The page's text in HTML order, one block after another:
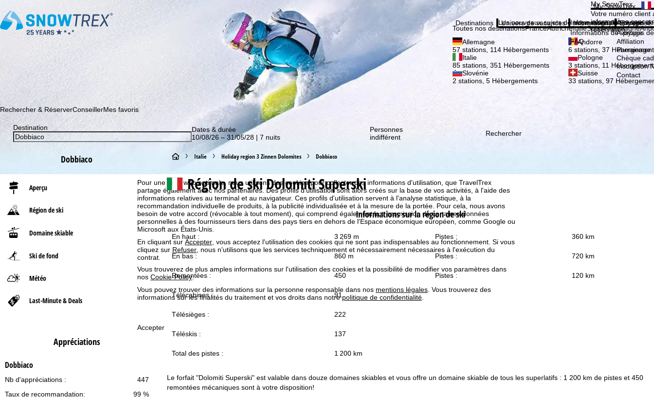
Pour une offre web optimale, nous utilisons des cookies pour collecter des informations d'utilisation, que TravelTrex
partage également avec nos partenaires. Des profils d'utilisation sont alors créés sur la base de vos activités, à l'aide des
informations relatives au terminal et au navigateur. Ces profils d'utilisation servent à l'analyse statistique, à la
recommandation individuelle de produits, à la publicité individualisée et à la mesure de la portée. Pour cela, nous avons
besoin de votre accord (révocable à tout moment), qui comprend également la transmission de certaines données
personnelles à des fournisseurs tiers dans des pays tiers en dehors de l'Espace économique européen, comme Google ou
Microsoft aux États-Unis.
En cliquant sur Accepter , vous acceptez l'utilisation des cookies qui ne sont pas indispensables au fonctionnement. Si vous
cliquez sur Refuser , nous n'utilisons que les services techniquement et nécessairement nécessaires à l'exécution du
contrat.
Vous trouverez de plus amples informations sur l'utilisation des cookies et la possibilité de modifier vos paramètres dans
nos Cookie-Policy.
Vous pouvez trouver des informations sur la personne responsable dans nos mentions légales . Vous trouverez des
informations sur les finalités du traitement et vos droits dans notrepolitique de confidentialité
Accepter
Abonnez-vous à notre newsletter et soyez le premier à découvrir nos promos ! Inscription
My SnowTrex
My SnowTrex
Votre numéro client
informations
réservation.
Destinations
Toutes nos destinationsFranceAutricheItalieSuisseAllemagne
Allemagne
57 stations, 114 Hébergements
Andorre
6 stations, 37
Italie
85 stations, 351 Hébergements
Pologne
3 stations, 11
Slovénie
2 stations, 5 Hébergements
Suisse
33 stations, 97
Univers de vacances
Les nouveaux sujets de notre magazine
Informations
Informations de voyage
Informations de voyage
FAQ
Entreprise
À propos
À propos
Affiliation
Parrainage
Chèque
Inscription
Contact
Rechercher & RéserverConseillerMes favoris
Destination
Dates & durée
10/08/26 – 31/05/28 | 7 nuits
Personnes
indifférent
Rechercher
Dobbiaco
Aperçu
Région de ski
Domaine skiable
Ski de fond
Météo
Last-Minute & Deals
Appréciations
Dobbiaco
447
Nb d'appréciations :
99 %
Taux de recommandation:
P
a
g
e
d
'
a
c
c
u
e
i
Italie Holiday region 3 Zinnen Dolomites Dobbiaco
Région de ski Dolomiti Superski
Informations sur la région de ski
En haut : 3 269 m Pistes : 360 km
En bas : 860 m Pistes : 720 km
Remontées : 450 Pistes : 120 km
Télécabines : 91
Télésièges : 222
Téléskis : 137
Total des pistes : 1 200 km
Le forfait "Dolomiti Superski" est valable dans douze domaines skiables et vous offre un domaine skiable de tous les superlatifs : 1 200 km de pistes et 450
remontées mécaniques sont à votre disposition!